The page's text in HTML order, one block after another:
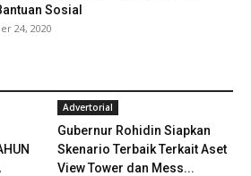
Sosial
24, 2020
Advertorial
Gubernur Rohidin Siapkan
Skenario Terbaik Terkait Aset
View Tower dan Mess...